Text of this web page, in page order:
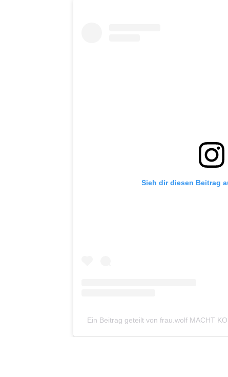
dabeisein
Sieh dir diesen Beitrag
Ein Beitrag geteilt von frau.wolf MACHT